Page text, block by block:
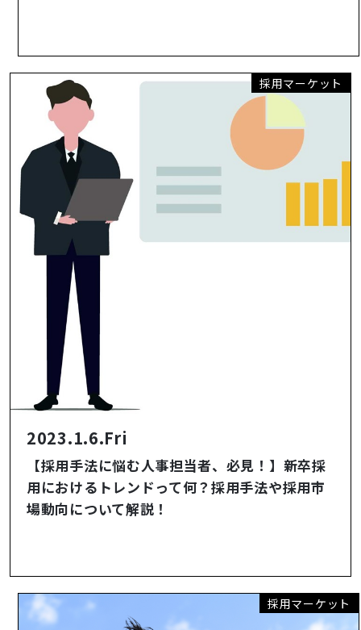
採用マーケット
2023.1.6.Fri
【採用手法に悩む人事担当者、必見！】新卒採
用におけるトレンドって何？採用手法や採用市
場動向について解説！
採用マーケット